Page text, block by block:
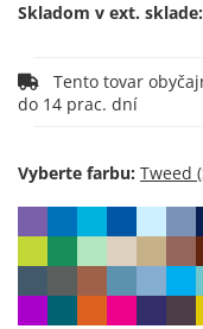
Skladom v ext. sklade:
do 14 prac. dní
Vyberte farbu: